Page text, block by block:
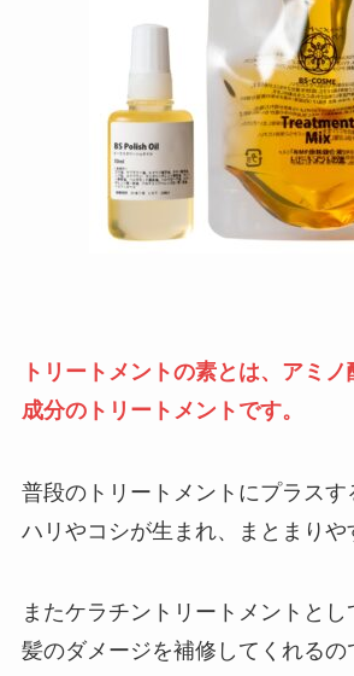
トリートメントの素とは、アミ
成分のトリートメントです。
普段のトリートメントにプラスす
ハリやコシが生まれ、まとまりや
またケラチントリートメントとし
髪のダメージを補修してくれる